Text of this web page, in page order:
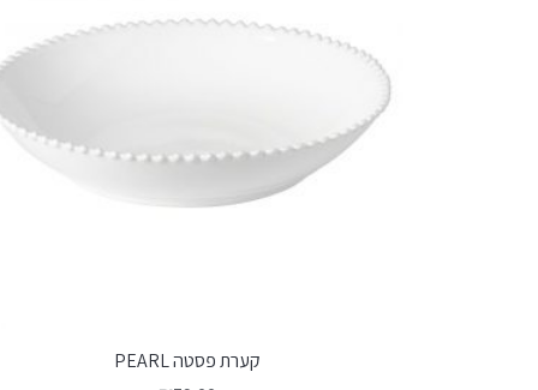
קערת פסטה PEARL